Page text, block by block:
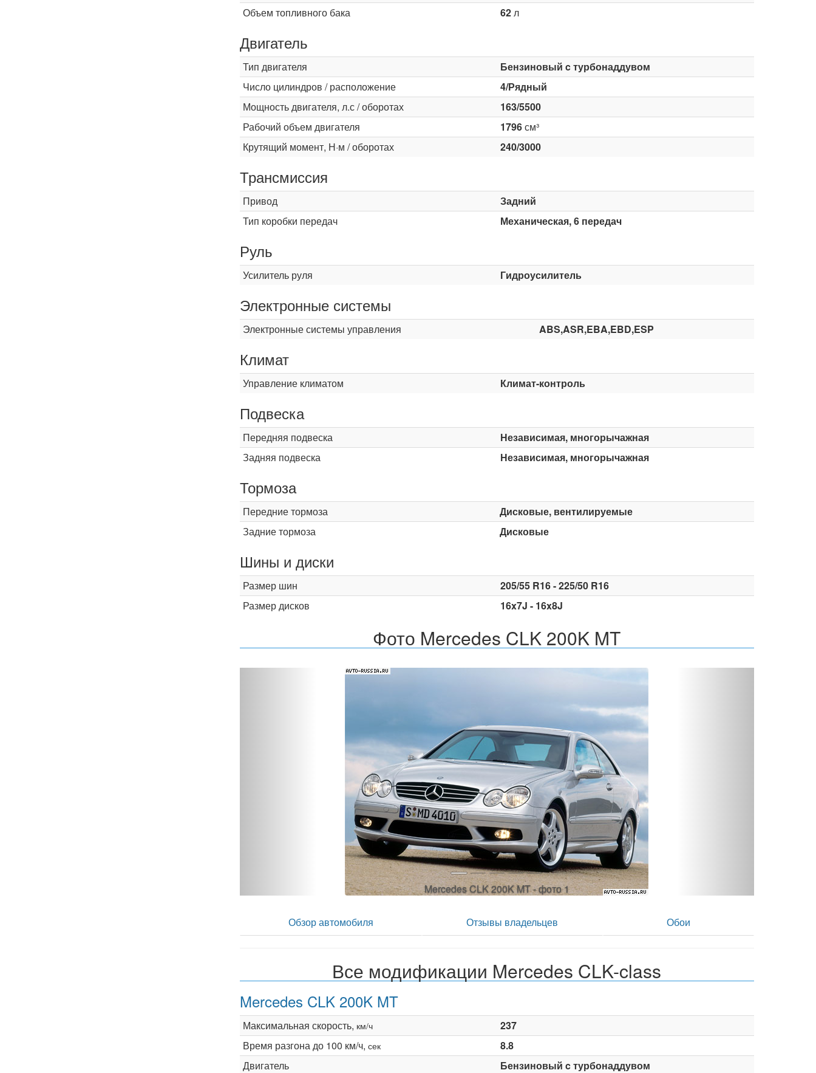
Объем топливного бака
62л
Двигатель
Тип двигателя
Бензиновый c турбонаддувом
Число цилиндров / расположение
4/Рядный
Мощность двигателя, л.с / оборотах
163/5500
Рабочий объем двигателя
1796см³
Крутящий момент, Н·м / оборотах
240/3000
Трансмиссия
Привод
Задний
Тип коробки передач
Механическая, 6 передач
Руль
Усилитель руля Гидроусилитель
Электронные системы
Электронные системы управления ABS,ASR,EBA,EBD,ESP
Климат
Управление климатом Климат-контроль
Подвеска
Передняя подвеска
Независимая, многорычажная
Задняя подвеска
Независимая, многорычажная
Тормоза
Передние тормоза
Дисковые, вентилируемые
Задние тормоза
Дисковые
Шины и диски
Размер шин
205/55 R16 - 225/50 R16
Размер дисков
16x7J - 16x8J
Фото Mercedes CLK 200K MT
Mercedes CLK 200K MT - фото 2
Обзор автомобиля Отзывы владельцев Обои
Все модификации Mercedes CLK-class
Mercedes CLK 200K MT
Максимальная скорость, км/ч
237
Время разгона до 100 км/ч, сек
8.8
Двигатель
Бензиновый c турбонаддувом